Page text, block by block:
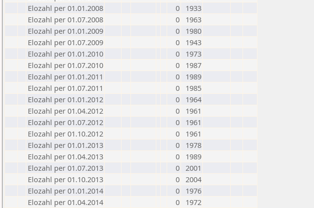
Elozahl per 01.01.2008
0
1933
Elozahl per 01.07.2008
0
1963
Elozahl per 01.01.2009
0
1980
Elozahl per 01.07.2009
0
1943
Elozahl per 01.01.2010
0
1973
Elozahl per 01.07.2010
0
1987
Elozahl per 01.01.2011
0
1989
Elozahl per 01.07.2011
0
1985
Elozahl per 01.01.2012
0
1964
Elozahl per 01.04.2012
0
1961
Elozahl per 01.07.2012
0
1961
Elozahl per 01.10.2012
0
1961
Elozahl per 01.01.2013
0
1978
Elozahl per 01.04.2013
0
1989
Elozahl per 01.07.2013
0 2001
Elozahl per 01.10.2013
0 2004
Elozahl per 01.01.2014
0
1976
Elozahl per 01.04.2014
0
1972